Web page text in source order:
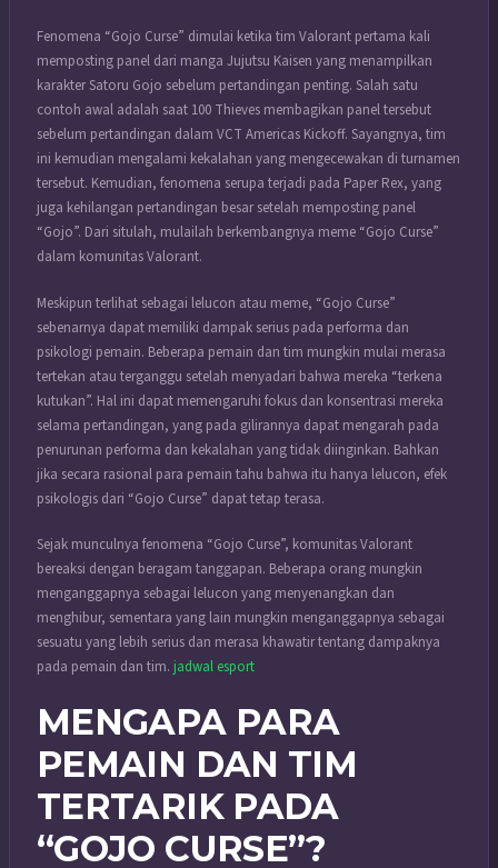
Fenomena “Gojo Curse” dimulai ketika tim Valorant pertama kali
memposting panel dari manga Jujutsu Kaisen yang menampilkan
karakter Satoru Gojo sebelum pertandingan penting. Salah satu
contoh awal adalah saat 100 Thieves membagikan panel tersebut
sebelum pertandingan dalam VCT Americas Kickoff. Sayangnya, tim
ini kemudian mengalami kekalahan yang mengecewakan di turnamen
tersebut. Kemudian, fenomena serupa terjadi pada Paper Rex, yang
juga kehilangan pertandingan besar setelah memposting panel
“Gojo”. Dari situlah, mulailah berkembangnya meme “Gojo Curse”
dalam komunitas Valorant.
Meskipun terlihat sebagai lelucon atau meme, “Gojo Curse”
sebenarnya dapat memiliki dampak serius pada performa dan
psikologi pemain. Beberapa pemain dan tim mungkin mulai merasa
tertekan atau terganggu setelah menyadari bahwa mereka “terkena
kutukan”. Hal ini dapat memengaruhi fokus dan konsentrasi mereka
selama pertandingan, yang pada gilirannya dapat mengarah pada
penurunan performa dan kekalahan yang tidak diinginkan. Bahkan
jika secara rasional para pemain tahu bahwa itu hanya lelucon, efek
psikologis dari “Gojo Curse” dapat tetap terasa.
Sejak munculnya fenomena “Gojo Curse”, komunitas Valorant
bereaksi dengan beragam tanggapan. Beberapa orang mungkin
menganggapnya sebagai lelucon yang menyenangkan dan
menghibur, sementara yang lain mungkin menganggapnya sebagai
sesuatu yang lebih serius dan merasa khawatir tentang dampaknya
pada pemain dan tim. jadwal esport
MENGAPA PARA
PEMAIN DAN TIM
TERTARIK PADA
“GOJO CURSE”?